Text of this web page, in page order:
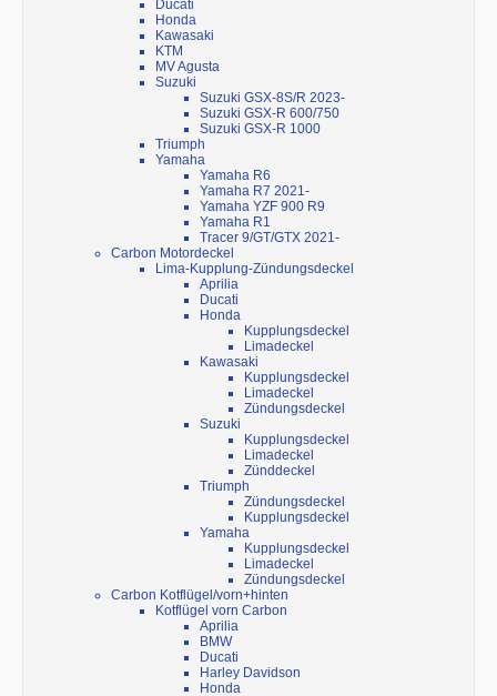
Ducati
Honda
Kawasaki
KTM
MV Agusta
Suzuki
Suzuki GSX-8S/R 2023-
Suzuki GSX-R 600/750
Suzuki GSX-R 1000
Triumph
Yamaha
Yamaha R6
Yamaha R7 2021-
Yamaha YZF 900 R9
Yamaha R1
Tracer 9/GT/GTX 2021-
Carbon Motordeckel
Lima-Kupplung-Zündungsdeckel
Aprilia
Ducati
Honda
Kupplungsdeckel
Limadeckel
Kawasaki
Kupplungsdeckel
Limadeckel
Zündungsdeckel
Suzuki
Kupplungsdeckel
Limadeckel
Zünddeckel
Triumph
Zündungsdeckel
Kupplungsdeckel
Yamaha
Kupplungsdeckel
Limadeckel
Zündungsdeckel
Carbon Kotflügel/vorn+hinten
Kotflügel vorn Carbon
Aprilia
BMW
Ducati
Harley Davidson
Honda